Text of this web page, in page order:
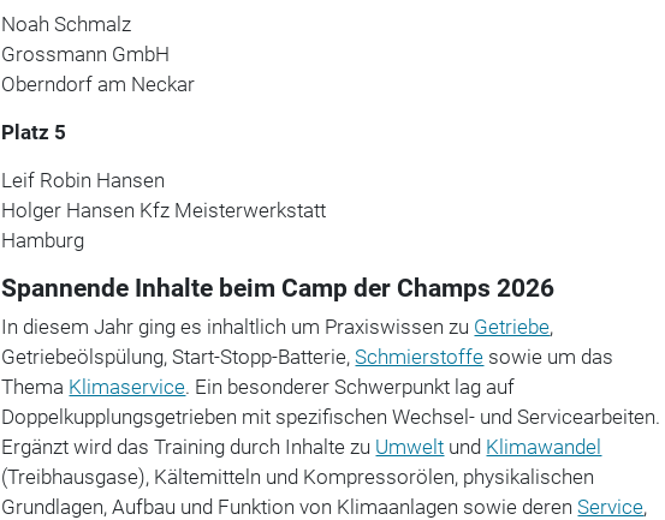
Noah Schmalz
Grossmann GmbH
Oberndorf am Neckar
Platz 5
Leif Robin Hansen
Holger Hansen Kfz Meisterwerkstatt
Hamburg
Spannende Inhalte beim Camp der Champs 2026
In diesem Jahr ging es inhaltlich um Praxiswissen zu Getriebe,
Getriebeölspülung, Start-Stopp-Batterie,Schmierstoffe sowie um das
Thema Klimaservice. Ein besonderer Schwerpunkt lag auf
Doppelkupplungsgetrieben mit spezifischen Wechsel- und Servicearbeiten.
Ergänzt wird das Training durch Inhalte zu Umwelt und Klimawandel
(Treibhausgase), Kältemitteln und Kompressorölen, physikalischen
Grundlagen, Aufbau und Funktion von Klimaanlagen sowie derenService,